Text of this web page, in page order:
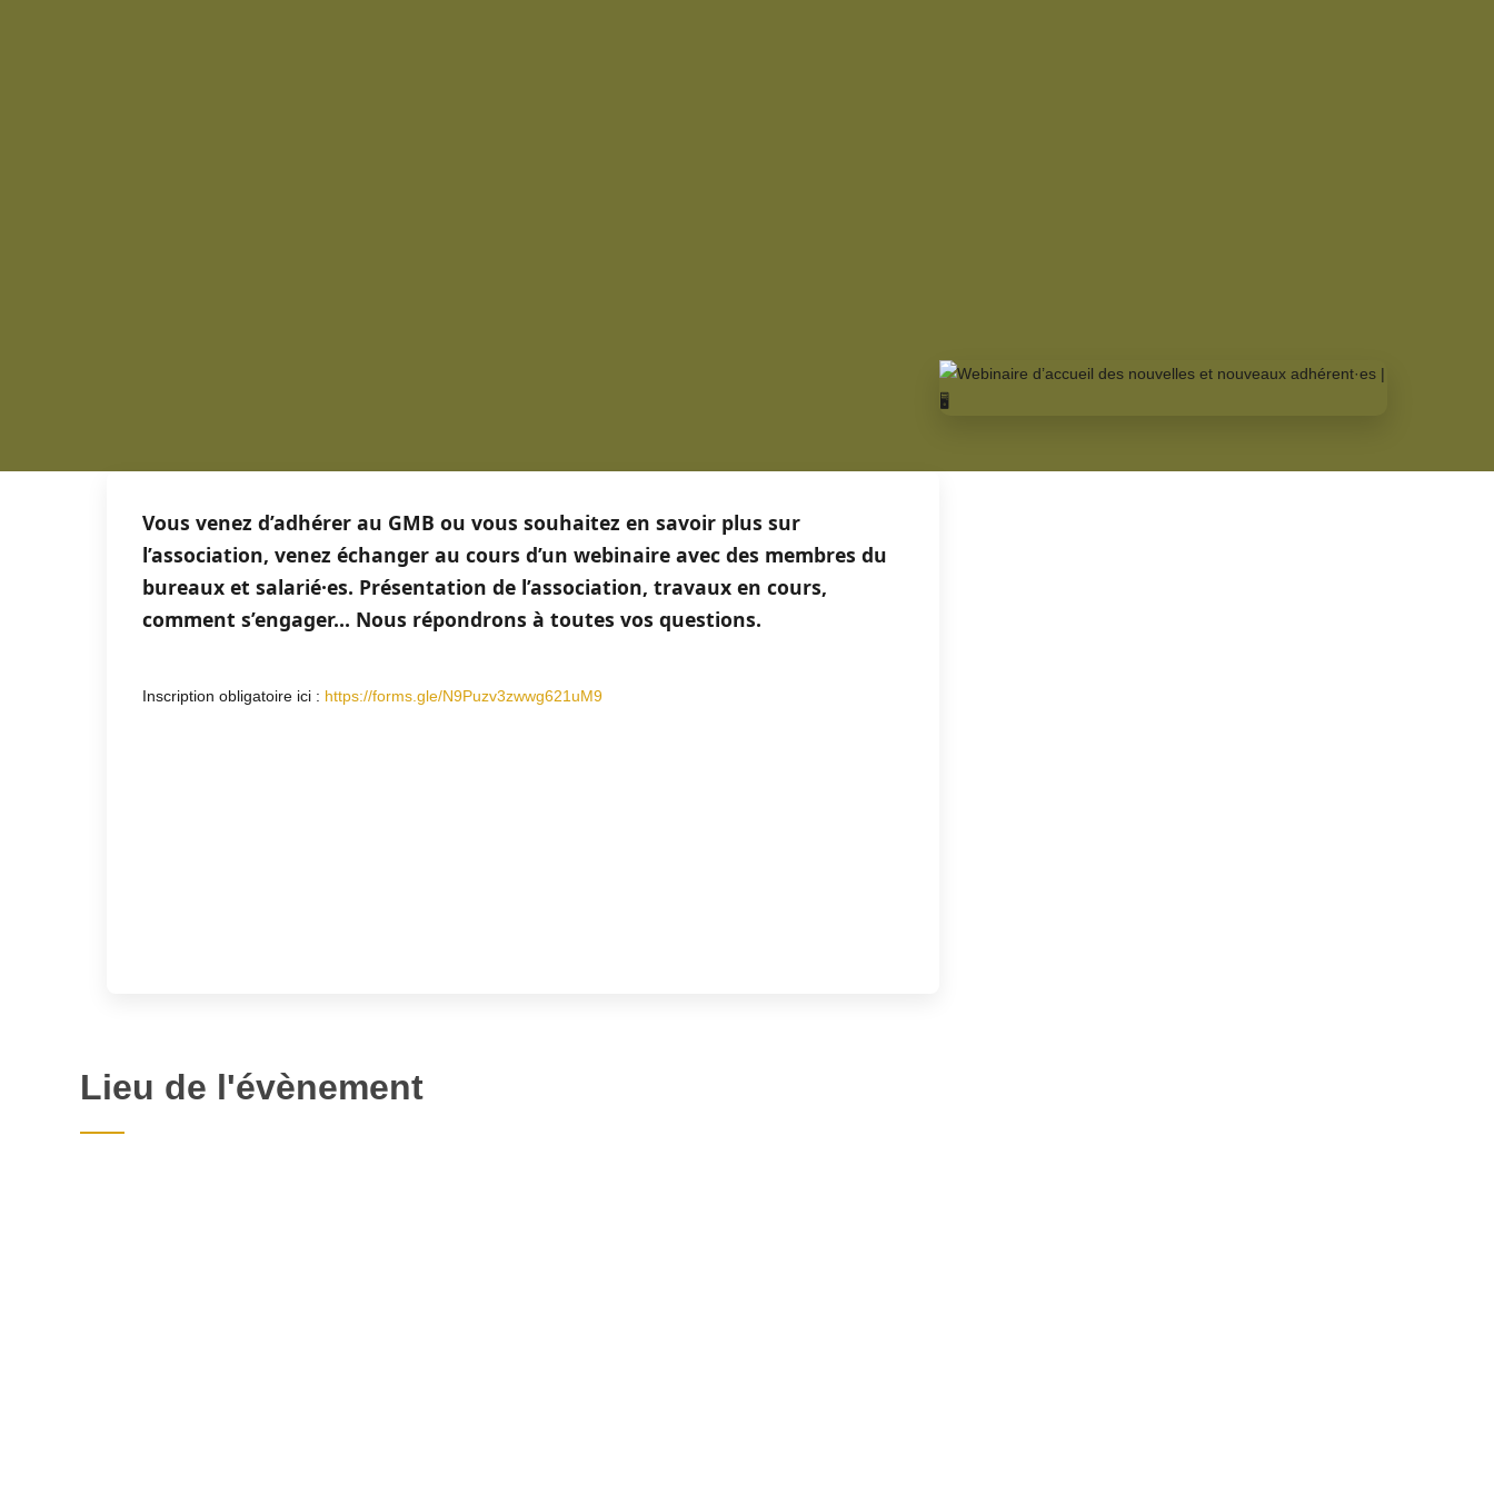
Vous venez d’adhérer au GMB ou vous souhaitez en savoir plus sur
l’association, venez échanger au cours d’un webinaire avec des membres du
bureaux et salarié·es. Présentation de l’association, travaux en cours,
comment s’engager… Nous répondrons à toutes vos questions.
Inscription obligatoire ici : https://forms.gle/N9Puzv3zwwg621uM9
Lieu de l'évènement